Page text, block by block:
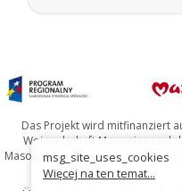
Das Projekt wird mitfinanziert
Woiwodschaft Masowien und
Masowischen Regionalen
msg_site_uses_cookies
Więcej na ten temat...